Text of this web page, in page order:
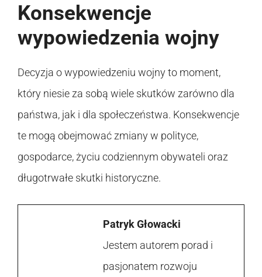
Konsekwencje
wypowiedzenia wojny
Decyzja o wypowiedzeniu wojny to moment,
który niesie za sobą wiele skutków zarówno dla
państwa, jak i dla społeczeństwa. Konsekwencje
te mogą obejmować zmiany w polityce,
gospodarce, życiu codziennym obywateli oraz
długotrwałe skutki historyczne.
Patryk Głowacki
Jestem autorem porad i
pasjonatem rozwoju